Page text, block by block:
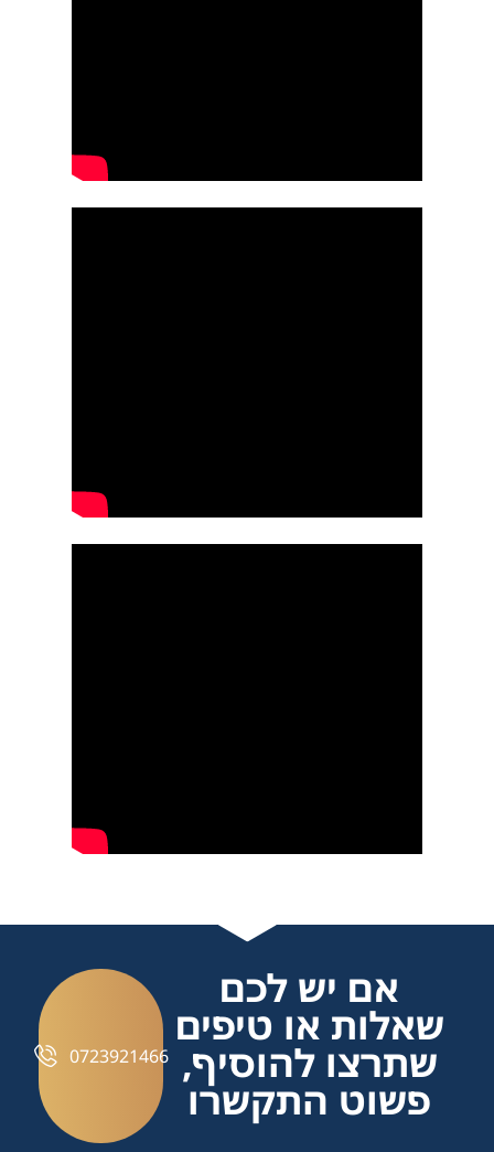
אם יש לכם
שאלות או טיפים
שתרצו להוסיף,
פשוט התקשרו
0723921466